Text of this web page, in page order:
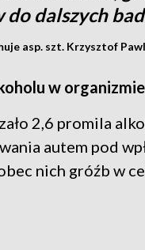
do dalszych
asp. szt. Krzysztof
w organizmie
2,6 promila
autem pod
nich gróźb w